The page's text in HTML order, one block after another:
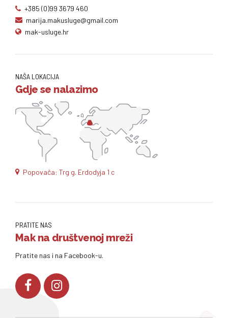
+385 (0)99 3679 460
marija.makusluge@gmail.com
mak-usluge.hr
NAŠA LOKACIJA
Gdje se nalazimo
Popovača: Trg g. Erdodyja 1 c
PRATITE NAS
Mak na društvenoj mreži
Pratite nas i na Facebook-u.